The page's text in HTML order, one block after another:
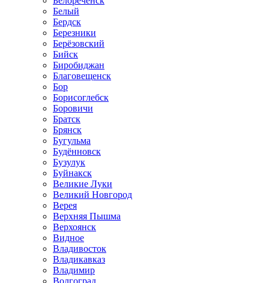
Белый
Бердск
Березники
Берёзовский
Бийск
Биробиджан
Благовещенск
Бор
Борисоглебск
Боровичи
Братск
Брянск
Бугульма
Будённовск
Бузулук
Буйнакск
Великие Луки
Великий Новгород
Верея
Верхняя Пышма
Верхоянск
Видное
Владивосток
Владикавказ
Владимир
Волгоград